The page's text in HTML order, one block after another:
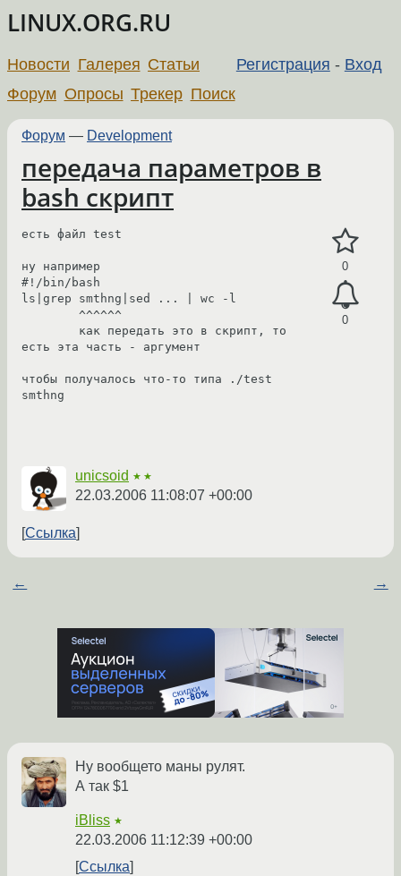
LINUX.ORG.RU
Регистрация - Вход
Новости Галерея Статьи
Форум Опросы Трекер Поиск
Форум — Development
передача параметров в
bash скрипт
0
0
есть файл test
ну например
#!/bin/bash
ls|grep smthng|sed ... | wc -l
есть эта часть - аргумент
чтобы получалось что-то типа ./test
smthng
unicsoid ★★
22.03.2006 11:08:07 +00:00
Ссылка
← →
Ну вообщето маны рулят.
А так $1
iBliss ★
22.03.2006 11:12:39 +00:00
Ссылка